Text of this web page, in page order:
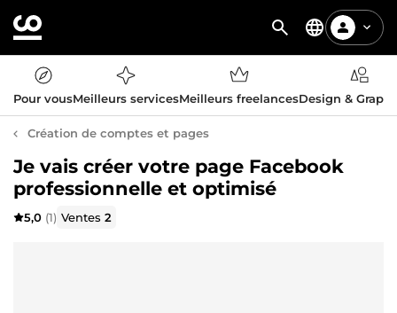
Pour vousMeilleurs servicesMeilleurs freelancesDesign &
Création de comptes et pages
Je vais créer votre page Facebook
professionnelle et optimisé
5,0 (1) Ventes2